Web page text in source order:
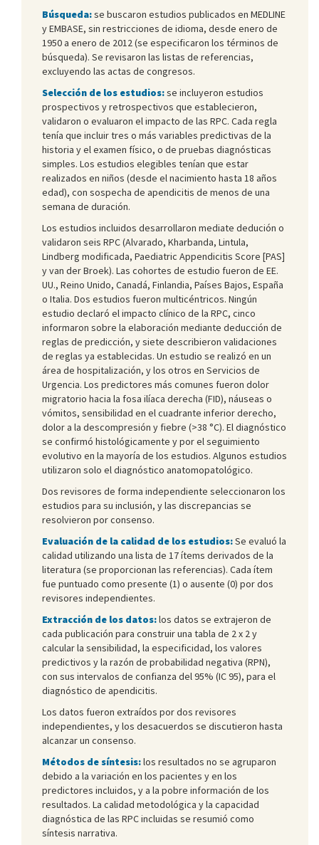
Búsqueda:se buscaron estudios publicados en MEDLINE
y EMBASE, sin restricciones de idioma, desde enero de
1950 a enero de 2012 (se especificaron los términos de
búsqueda). Se revisaron las listas de referencias,
excluyendo las actas de congresos.
Selección de los estudios:se incluyeron estudios
prospectivos y retrospectivos que establecieron,
validaron o evaluaron el impacto de las RPC. Cada regla
tenía que incluir tres o más variables predictivas de la
historia y el examen físico, o de pruebas diagnósticas
simples. Los estudios elegibles tenían que estar
realizados en niños (desde el nacimiento hasta 18 años
edad), con sospecha de apendicitis de menos de una
semana de duración.
Los estudios incluidos desarrollaron mediate dedución o
validaron seis RPC (Alvarado, Kharbanda, Lintula,
Lindberg modificada, Paediatric Appendicitis Score [PAS]
y van der Broek). Las cohortes de estudio fueron de EE.
UU., Reino Unido, Canadá, Finlandia, Países Bajos, España
o Italia. Dos estudios fueron multicéntricos. Ningún
estudio declaró el impacto clínico de la RPC, cinco
informaron sobre la elaboración mediante deducción de
reglas de predicción, y siete describieron validaciones
de reglas ya establecidas. Un estudio se realizó en un
área de hospitalización, y los otros en Servicios de
Urgencia. Los predictores más comunes fueron dolor
migratorio hacia la fosa ilíaca derecha (FID), náuseas o
vómitos, sensibilidad en el cuadrante inferior derecho,
dolor a la descompresión y fiebre (>38 °C). El diagnóstico
se confirmó histológicamente y por el seguimiento
evolutivo en la mayoría de los estudios. Algunos estudios
utilizaron solo el diagnóstico anatomopatológico.
Dos revisores de forma independiente seleccionaron los
estudios para su inclusión, y las discrepancias se
resolvieron por consenso.
Evaluación de la calidad de los estudios:Se evaluó la
calidad utilizando una lista de 17 ítems derivados de la
literatura (se proporcionan las referencias). Cada ítem
fue puntuado como presente (1) o ausente (0) por dos
revisores independientes.
Extracción de los datos:los datos se extrajeron de
cada publicación para construir una tabla de 2 x 2 y
calcular la sensibilidad, la especificidad, los valores
predictivos y la razón de probabilidad negativa (RPN),
con sus intervalos de confianza del 95% (IC 95), para el
diagnóstico de apendicitis.
Los datos fueron extraídos por dos revisores
independientes, y los desacuerdos se discutieron hasta
alcanzar un consenso.
Métodos de síntesis:los resultados no se agruparon
debido a la variación en los pacientes y en los
predictores incluidos, y a la pobre información de los
resultados. La calidad metodológica y la capacidad
diagnóstica de las RPC incluidas se resumió como
síntesis narrativa.